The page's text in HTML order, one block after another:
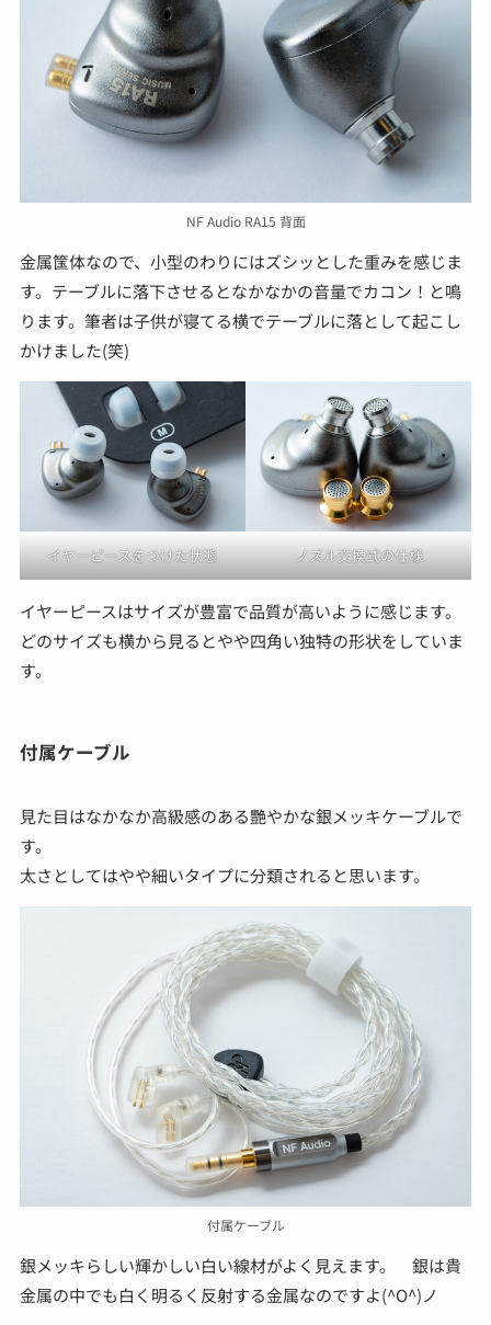
NF Audio RA15 背面
金属筺体なので、小型のわりにはズシッとした重みを感じま
す。テーブルに落下させるとなかなかの音量でカコン！と鳴
ります。筆者は子供が寝てる横でテーブルに落として起こし
かけました(笑)
イヤーピースをつけた状態 ノズル交換式の仕様
イヤーピースはサイズが豊富で品質が高いように感じます。
どのサイズも横から見るとやや四角い独特の形状をしていま
す。
付属ケーブル
見た目はなかなか高級感のある艷やかな銀メッキケーブルで
す。
太さとしてはやや細いタイプに分類されると思います。
付属ケーブル
銀メッキらしい輝かしい白い線材がよく見えます。 銀は貴
金属の中でも白く明るく反射する金属なのですよ(^O^)ノ